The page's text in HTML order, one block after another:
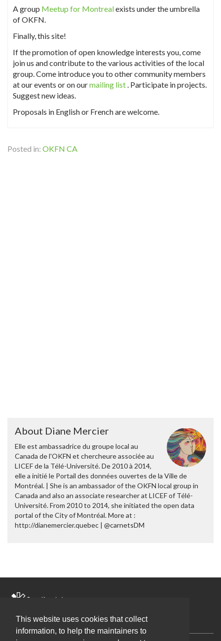
This website uses cookies that collect
information, to help the maintainers to
A group Meetup for Montrealexists under the umbrella
of OKFN.
Finally, this site!
If the promotion of open knowledge interests you, come
join us and contribute to the various activities of the local
group. Come introduce you to other community members
at our events or on ourmailing list. Participate in projects.
Suggest new ideas.
Proposals in English or French are welcome.
Posted in: OKFN CA
About Diane Mercier
Elle est ambassadrice du groupe local au
Canada de l'OKFN et chercheure associée au
LICEF de la Télé-Université. De 2010 à 2014,
elle a initié le Portail des données ouvertes de la Ville de
Montréal. | She is an ambassador of the OKFN local group in
Canada and also an associate researcher at LICEF of Télé-
Université. From 2010 to 2014, she initiated the open data
portal of the City of Montréal. More at :
http://dianemercier.quebec | @carnetsDM
Blog The Global Network Working Groups